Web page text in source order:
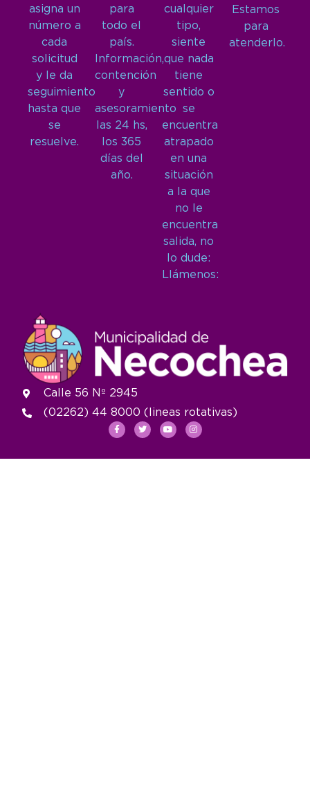
asigna un
número a
cada
solicitud
y le da
seguimiento
hasta que
se
resuelve.
para
todo el
país.
Información,
contención
y
asesoramiento
las 24 hs,
los 365
días del
año.
cualquier
tipo,
siente
que nada
tiene
sentido o
se
encuentra
atrapado
en una
situación
a la que
no le
encuentra
salida, no
lo dude:
Llámenos:
Estamos
para
atenderlo.
Calle 56 Nº 2945
(02262) 44 8000 (lineas rotativas)